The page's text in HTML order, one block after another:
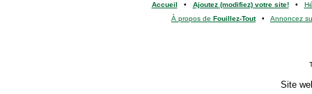
Accueil • Ajoutez (modifiez) votre site!•
À propos de Fouillez-Tout• Annoncez
Site